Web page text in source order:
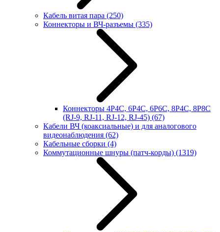
Кабель витая пара (250)
Коннекторы и ВЧ-разъемы (335)
Коннекторы 4P4C, 6P4C, 6P6C, 8P4C, 8P8C
(RJ-9, RJ-11, RJ-12, RJ-45) (67)
Кабели ВЧ (коаксиальные) и для аналогового
видеонаблюдения (62)
Кабельные сборки (4)
Коммутационные шнуры (патч-корды) (1319)